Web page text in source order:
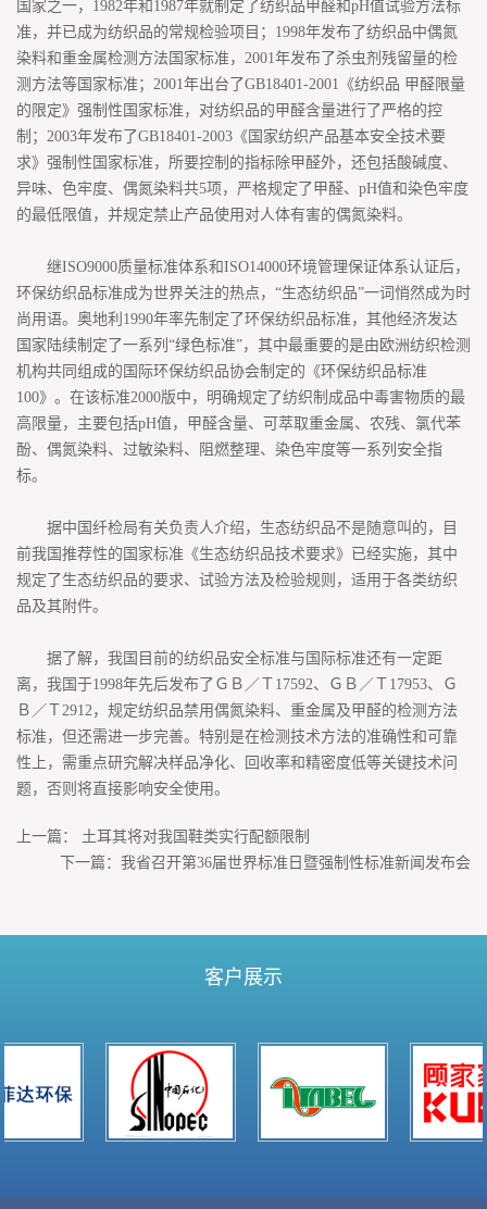
国家之一，1982年和1987年就制定了纺织品甲醛和pH值试验方法标
准，并已成为纺织品的常规检验项目；1998年发布了纺织品中偶氮
染料和重金属检测方法国家标准，2001年发布了杀虫剂残留量的检
测方法等国家标准；2001年出台了GB18401-2001《纺织品 甲醛限量
的限定》强制性国家标准，对纺织品的甲醛含量进行了严格的控
制；2003年发布了GB18401-2003《国家纺织产品基本安全技术要
求》强制性国家标准，所要控制的指标除甲醛外，还包括酸碱度、
异味、色牢度、偶氮染料共5项，严格规定了甲醛、pH值和染色牢度
的最低限值，并规定禁止产品使用对人体有害的偶氮染料。
继ISO9000质量标准体系和ISO14000环境管理保证体系认证后，
环保纺织品标准成为世界关注的热点，“生态纺织品”一词悄然成为时
尚用语。奥地利1990年率先制定了环保纺织品标准，其他经济发达
国家陆续制定了一系列“绿色标准”，其中最重要的是由欧洲纺织检测
机构共同组成的国际环保纺织品协会制定的《环保纺织品标准
100》。在该标准2000版中，明确规定了纺织制成品中毒害物质的最
高限量，主要包括pH值，甲醛含量、可萃取重金属、农残、氯代苯
酚、偶氮染料、过敏染料、阻燃整理、染色牢度等一系列安全指
标。
据中国纤检局有关负责人介绍，生态纺织品不是随意叫的，目
前我国推荐性的国家标准《生态纺织品技术要求》已经实施，其中
规定了生态纺织品的要求、试验方法及检验规则，适用于各类纺织
品及其附件。
据了解，我国目前的纺织品安全标准与国际标准还有一定距
离，我国于1998年先后发布了ＧＢ／Ｔ17592、ＧＢ／Ｔ17953、Ｇ
Ｂ／Ｔ2912，规定纺织品禁用偶氮染料、重金属及甲醛的检测方法
标准，但还需进一步完善。特别是在检测技术方法的准确性和可靠
性上，需重点研究解决样品净化、回收率和精密度低等关键技术问
题，否则将直接影响安全使用。
上一篇： 土耳其将对我国鞋类实行配额限制
下一篇： 我省召开第36届世界标准日暨强制性标准新闻发布会
客户展示